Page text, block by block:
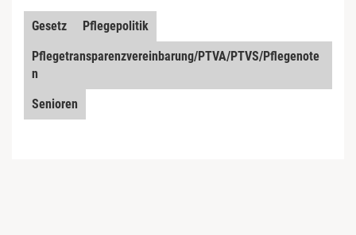
Gesetz
Pflegepolitik
Pflegetransparenzvereinbarung/PTVA/PTVS/Pflegenote
n
Senioren